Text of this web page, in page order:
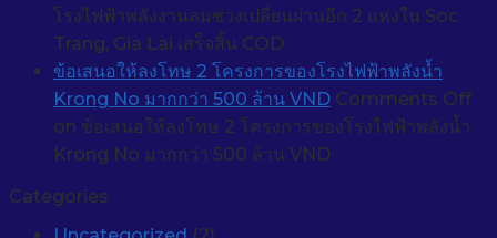
โรงไฟฟ้าพลังงานลมช่วงเปลี่ยนผ่านอีก 2 แห่งใน Soc
Trang, Gia Lai เสร็จสิ้น COD
ข้อเสนอให้ลงโทษ 2 โครงการของโรงไฟฟ้าพลังน้ำ
Krong No มากกว่า 500 ล้าน VND Comments Off
on ข้อเสนอให้ลงโทษ 2 โครงการของโรงไฟฟ้าพลังน้ำ
Krong No มากกว่า 500 ล้าน VND
Categories